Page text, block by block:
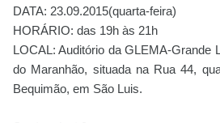
DATA: 23.09.2015(quarta-feira)
HORÁRIO: das 19h às 21h
LOCAL: Auditório da GLEMA-Grande
do Maranhão, situada na Rua 44,
Bequimão, em São Luis.